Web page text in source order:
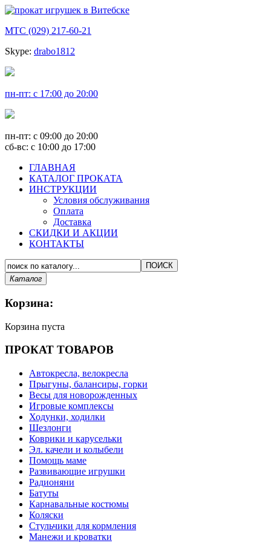
МТС (029) 217-60-21
Skype: drabo1812
пн-пт: с 17:00 до 20:00
пн-пт: с 09:00 до 20:00
сб-вс: с 10:00 до 17:00
ГЛАВНАЯ
КАТАЛОГ ПРОКАТА
ИНСТРУКЦИИ
Условия обслуживания
Оплата
Доставка
СКИДКИ И АКЦИИ
КОНТАКТЫ
Каталог
Корзина:
Корзина пуста
ПРОКАТ ТОВАРОВ
Автокресла, велокресла
Прыгуны, балансиры, горки
Весы для новорожденных
Игровые комплексы
Ходунки, ходилки
Шезлонги
Коврики и карусельки
Эл. качели и колыбели
Помощь маме
Развивающие игрушки
Радионяни
Батуты
Карнавальные костюмы
Коляски
Стульчики для кормления
Манежи и кроватки